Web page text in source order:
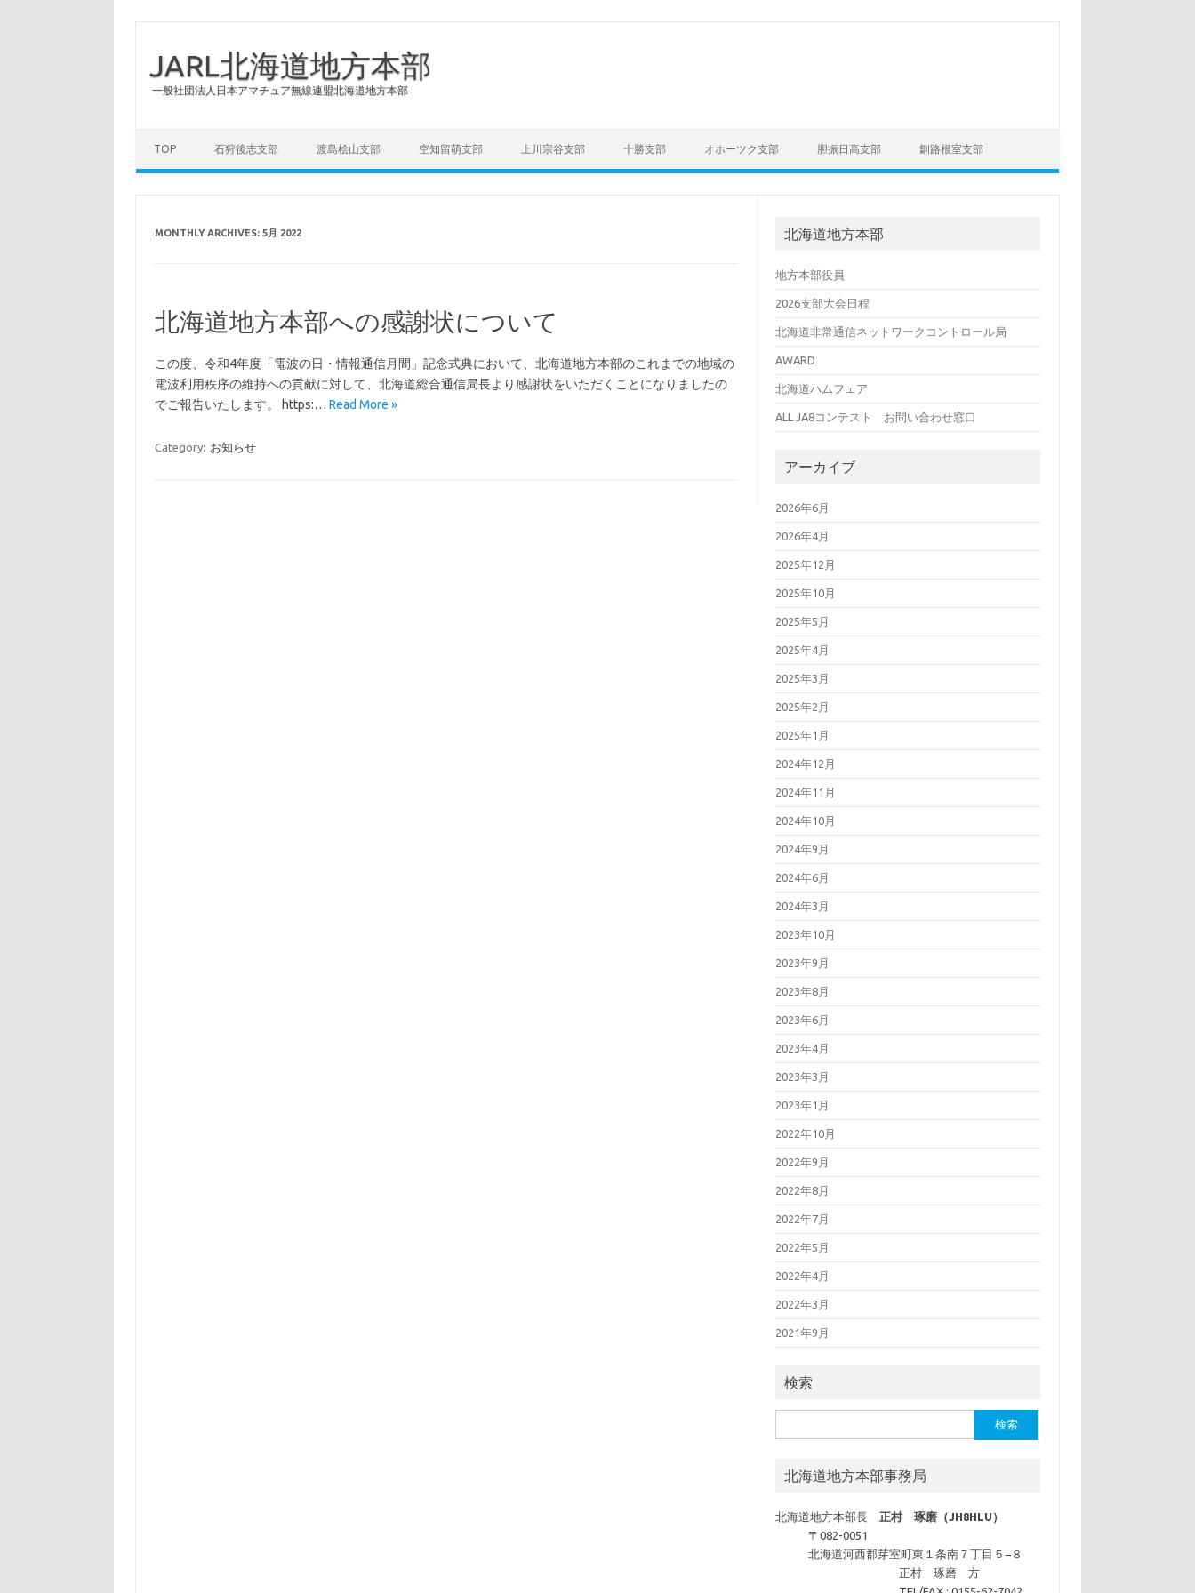
JARL北海道地方本部
一般社団法人日本アマチュア無線連盟北海道地方本部
TOP 石狩後志支部 渡島桧山支部 空知留萌支部 上川宗谷支部 十勝支部 オホーツク支部 胆振日高支部 釧路根室支部
MONTHLY ARCHIVES: 5月 2022
北海道地方本部への感謝状について
この度、令和4年度「電波の日・情報通信月間」記念式典において、北海道地方本部のこれまでの地域の
電波利用秩序の維持への貢献に対して、北海道総合通信局長より感謝状をいただくことになりましたの
でご報告いたします。 https:… Read More »
Category: お知らせ
北海道地方本部
地方本部役員
2026支部大会日程
北海道非常通信ネットワークコントロール局
AWARD
北海道ハムフェア
ALL JA8コンテスト お問い合わせ窓口
アーカイブ
2026年6月
2026年4月
2025年12月
2025年10月
2025年5月
2025年4月
2025年3月
2025年2月
2025年1月
2024年12月
2024年11月
2024年10月
2024年9月
2024年6月
2024年3月
2023年10月
2023年9月
2023年8月
2023年6月
2023年4月
2023年3月
2023年1月
2022年10月
2022年9月
2022年8月
2022年7月
2022年5月
2022年4月
2022年3月
2021年9月
検索
索:
北海道地方本部事務局
北海道地方本部長正村 琢磨（JH8HLU）
〒082-0051
北海道河西郡芽室町東１条南７丁目５−８
正村 琢磨 方